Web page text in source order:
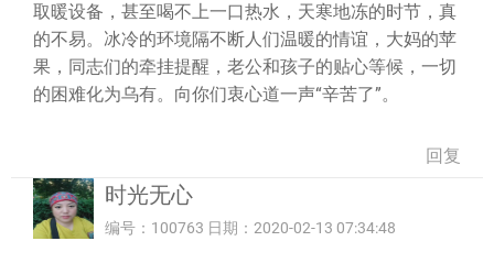
取暖设备，甚至喝不上一口热水，天寒地冻的时节，真
的不易。冰冷的环境隔不断人们温暖的情谊，大妈的苹
果，同志们的牵挂提醒，老公和孩子的贴心等候，一切
的困难化为乌有。向你们衷心道一声“辛苦了”。
回复
时光无心
编号：100763 日期：2020-02-13 07:34:48